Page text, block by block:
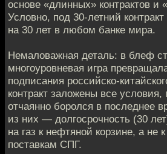
основе «длинных» контрактов и
Условно, под 30-летний
на 30 лет в любом банке мира.
Немаловажная деталь: в блеф
многоуровневая игра
подписания российско-
контракт заложены все условия,
отчаянно боролся в последнее
из них — долгосрочность (30
на газ к нефтяной корзине, а не
поставкам СПГ.